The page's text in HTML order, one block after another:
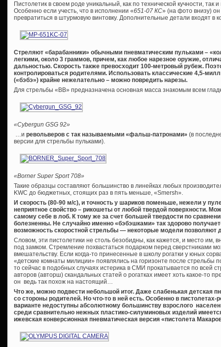
Пистолетик в своем роде уникальный, как по технической кучности,
Особенно если учесть, что в исполнении «651-07 КС» (на фото внизу) он
превратиться в штурмовую винтовку. Дополнительные детали входят в
Стреляют «барабанники» обычными пневматическим пульками –
легкими, около 3 граммов, причем, как любое нарезное оружие,
дальностью. Скорость также превосходит 100-метровый рубеж.
контролироваться родителями. Использовать классические 4,5-
(«бэбэ») крайне нежелательно – можно повредить нарезы.
Для стрельбы «ВВ» предназначена основная масса знакомым всем
«Cybergun GSG 92»
…и револьверов с так называемыми «фальш-патронами» (в
версии для стрельбы пульками).
«Borner Super Sport 708»
Такие образцы составляют большинство в линейках любых
KWC до бюджетных, стоящих раз в пять меньше, «Smersh».
И скорость (80-90 м/с), и точность у шариков поменьше, нежели у
неприятное свойство – рикошеты от любой твердой поверхности.
самому себе в лоб. К тому же за счет большей твердости по
болезненны. Не случайно именно «бэбэшками» так здорово
возможность скоростной стрельбы — некоторые модели позволяют
Словом, эти пистолетики не столь безобидны, как кажется, и место им,
под замком. Стремление похвастаться подарком перед сверстниками
вмешательству. Если когда-то принесенные в школу рогатки у юных
«детские комнаты милиции» появлялись на горизонте после стрельбы
то сейчас в подобных случаях истерика в СМИ прокатывается по всей
авторов (авторш) скандальных статей о рогатках имеет хоть какое-то
он ведь так похож на настоящий…
Что же, можно подвести небольшой итог. Даже слабенькая детская
со стороны родителей. Но что-то в ней есть. Особенно в пистолетах-
варианте недоступны абсолютному большинству взрослого
среди сравнительно нежных пластико-силуминовых изделий
ижевская конверсионная пневматическая версия «пистолета